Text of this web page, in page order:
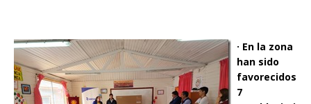
· En la zona
han sido
favorecidos
7